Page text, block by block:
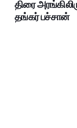
திரை
தங்கர் பச்சான்